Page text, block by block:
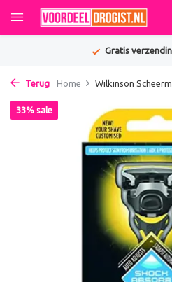
Gratis
Terug Home Wilkinson
33% sale